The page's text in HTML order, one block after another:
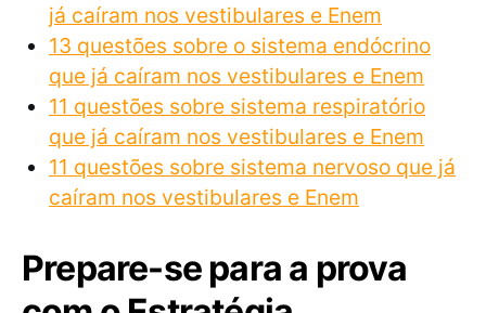
já caíram nos vestibulares e Enem
13 questões sobre o sistema endócrino
que já caíram nos vestibulares e Enem
11 questões sobre sistema respiratório
que já caíram nos vestibulares e Enem
11 questões sobre sistema nervoso que já
caíram nos vestibulares e Enem
Prepare-se para a prova